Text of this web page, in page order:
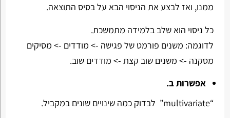
ממנו, ואז לבצע את הניסוי הבא על בסיס התוצאה.
כל ניסוי הוא שלב בלמידה מתמשכת.
לדוגמה: משנים פורמט של פגישה -> מודדים -> מסיקים
מסקנה -> משנים שוב קצת -> מודדים שוב.
אפשרות ב.
“multivariate” לבדוק כמה שינויים שונים במקביל.